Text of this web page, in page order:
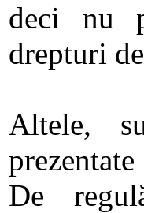
deci nu
drepturi
Altele,
De